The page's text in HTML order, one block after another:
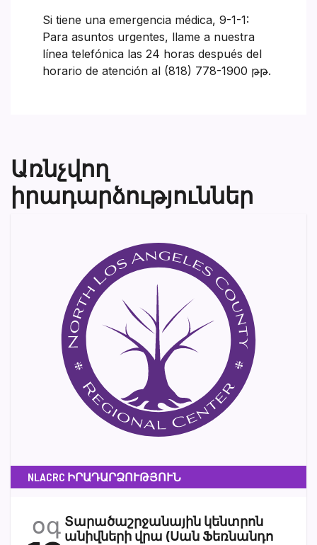
Si tiene una emergencia médica, 9-1-1:
Para asuntos urgentes, llame a nuestra
línea telefónica las 24 horas después del
horario de atención al (818) 778-1900 թթ.
Առնչվող
իրադարձություններ
NLACRC ԻՐԱԴԱՐՁՈՒԹՅՈՒՆ
օգ Տարածաշրջանային կենտրոն
անիվների վրա (Սան Ֆեռնանդո